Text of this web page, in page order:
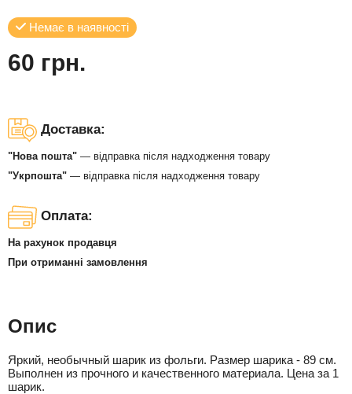
Немає в наявності
60 грн.
Доставка:
"Нова пошта" — відправка після надходження товару
"Укрпошта" — відправка після надходження товару
Оплата:
На рахунок продавця
При отриманні замовлення
Опис
Яркий, необычный шарик из фольги. Размер шарика - 89 см.
Выполнен из прочного и качественного материала. Цена за 1
шарик.